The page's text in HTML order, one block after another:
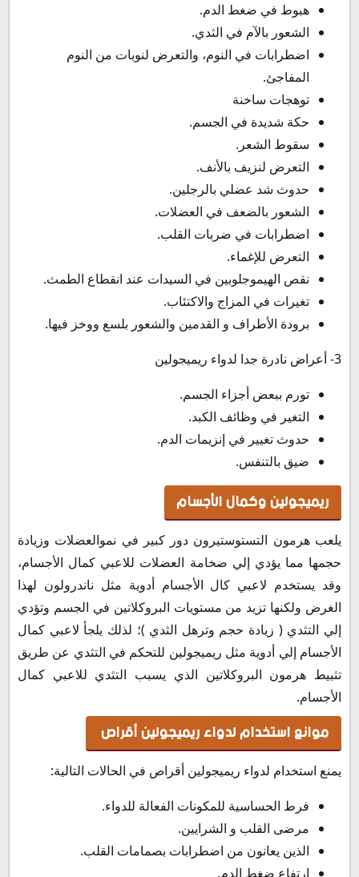
هبوط في ضغط الدم.
الشعور بالآم في الثدي.
اضطرابات في النوم، والتعرض لنوبات من النوم
المفاجئ.
توهجات ساخنة
حكة شديدة في الجسم.
سقوط الشعر.
التعرض لنزيف بالأنف.
حدوث شد عضلي بالرجلين.
الشعور بالضعف في العضلات.
اضطرابات في ضربات القلب.
التعرض للإغماء.
نقص الهيموجلوبين في السيدات عند انقطاع الطمث.
تغيرات في المزاج والاكتئاب.
برودة الأطراف و القدمين والشعور بلسع ووخز فيها.
3- أعراض نادرة جدا لدواء ريميجولين
تورم ببعض أجزاء الجسم.
التغير في وظائف الكبد.
حدوث تغيير في إنزيمات الدم.
ضيق بالتنفس.
ريميجولين وكمال الأجسام
يلعب هرمون التستوستيرون دور كبير في نموالعضلات وزيادة
حجمها مما يؤدي إلي ضخامة العضلات للاعبي كمال الأجسام،
وقد يستخدم لاعبي كال الأجسام أدوية مثل ناندرولون لهذا
الغرض ولكنها تزيد من مستويات البروكلاتين في الجسم وتؤدي
إلي التثدي ( زيادة حجم وترهل الثدي )؛ لذلك يلجأ لاعبي كمال
الأجسام إلي أدوية مثل ريميجولين للتحكم في التثدي عن طريق
تثبيط هرمون البروكلاتين الذي يسبب التثدي للاعبي كمال
الأجسام.
موانع استخدام لدواء ريميجولين أقراص
يمنع استخدام لدواء ريميجولين أقراص في الحالات التالية:
فرط الحساسية للمكونات الفعالة للدواء.
مرضى القلب و الشرايين.
الذين يعانون من اضطرابات بصمامات القلب.
ارتفاع ضغط الدم.